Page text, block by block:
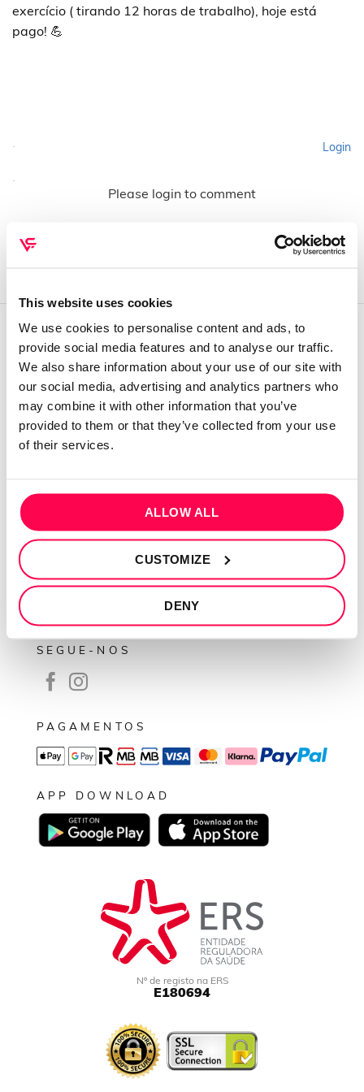
This website uses cookies
We use cookies to personalise content and ads, to
provide social media features and to analyse our traffic.
We also share information about your use of our site with
our social media, advertising and analytics partners who
may combine it with other information that you’ve
provided to them or that they’ve collected from your use
of their services.
ALLOW ALL
CUSTOMIZE
DENY
exercício ( tirando 12 horas de trabalho), hoje está
pago! 💪
Login
Please login to comment
QUEM SOMOS
Sobre mim
Contactos
Conta cliente
Política de privacidade
Termos e condições
Resolução de conflitos
SEGUE-NOS
PAGAMENTOS
APP DOWNLOAD
Nº de registo na ERS
E180694